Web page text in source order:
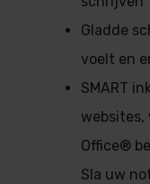
Gladde
voelt en
SMART
websites,
Office®
Sla uw